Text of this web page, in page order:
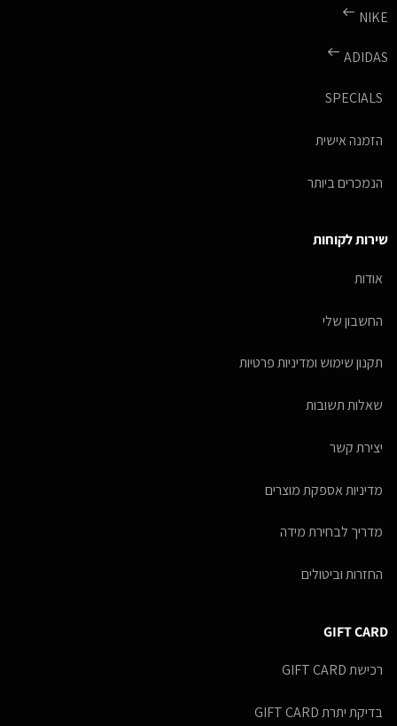
NIKE
ADIDAS
SPECIALS
הזמנה אישית
הנמכרים ביותר
שירות לקוחות
אודות
החשבון שלי
תקנון שימוש ומדיניות פרטיות
שאלות תשובות
יצירת קשר
מדיניות אספקת מוצרים
מדריך לבחירת מידה
החזרות וביטולים
GIFT CARD
רכישת GIFT CARD
בדיקת יתרת GIFT CARD